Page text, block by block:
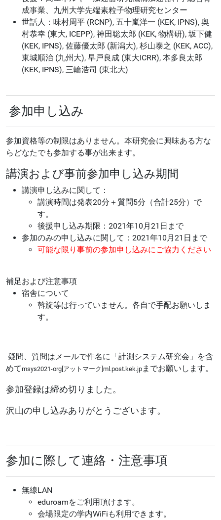
成事業、九州大学先端素粒子物理研究センター
世話人：味村周平 (RCNP), 五十嵐洋一 (KEK, IPNS), 奥
村恭幸 (東大, ICEPP), 神田聡太郎 (KEK, 物構研), 坂下健
(KEK, IPNS), 佐藤優太郎 (新潟大), 杉山泰之 (KEK, ACC),
東城順治 (九州大), 早戸良成 (東大ICRR), 本多良太郎
(KEK, IPNS), 三輪浩司 (東北大)
参加申し込み
参加資格等の制限はありません。本研究会に興味ある方な
らどなたでも参加する事が出来ます。
講演および事前参加申し込み期間
講演申し込みに関して：
講演時間は発表20分＋質問5分（合計25分）で
す。
後援申し込み期限：2021年10月21日まで
参加のみの申し込みに関して：2021年10月21日まで
可能な限り事前の参加申し込みにご協力ください
補足および注意事項
宿舎について
斡旋等は行っていません。各自で手配お願いしま
す。
疑問、質問はメールで件名に「計測システム研究会」を含
めてmsys2021-org[アットマーク]ml.post.kek.jp までお願いします。
参加登録は締め切りました。
沢山の申し込みありがとうございます。
参加に際して連絡・注意事項
無線LAN
eduroamをご利用頂けます。
会場限定の学内WiFiも利用できます。